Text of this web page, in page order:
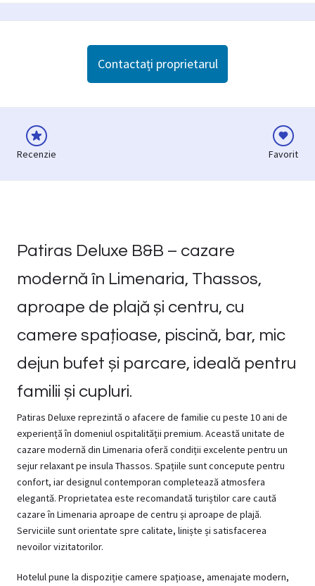
Contactați proprietarul
Recenzie Favorit
Patiras Deluxe B&B – cazare
modernă în Limenaria, Thassos,
aproape de plajă și centru, cu
camere spațioase, piscină, bar, mic
dejun bufet și parcare, ideală pentru
familii și cupluri.
Patiras Deluxe reprezintă o afacere de familie cu peste 10 ani de
experiență în domeniul ospitalității premium. Această unitate de
cazare modernă din Limenaria oferă condiții excelente pentru un
sejur relaxant pe insula Thassos. Spațiile sunt concepute pentru
confort, iar designul contemporan completează atmosfera
elegantă. Proprietatea este recomandată turiștilor care caută
cazare în Limenaria aproape de centru și aproape de plajă.
Serviciile sunt orientate spre calitate, liniște și satisfacerea
nevoilor vizitatorilor.
Hotelul pune la dispoziție camere spațioase, amenajate modern,